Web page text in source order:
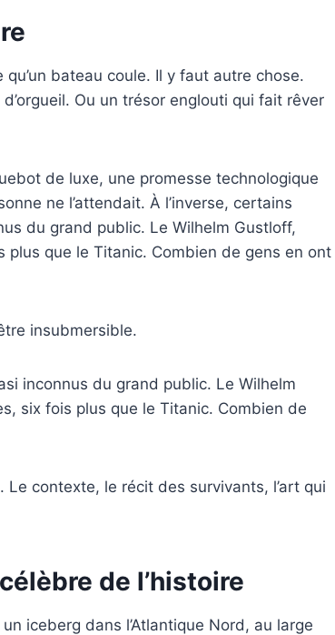
bateau coule. Il y faut autre chose.
Ou un trésor englouti qui fait rêver
de luxe, une promesse technologique
ne l’attendait. À l’inverse, certains
du grand public. Le Wilhelm Gustloff,
que le Titanic. Combien de gens en ont
insubmersible.
inconnus du grand public. Le Wilhelm
six fois plus que le Titanic. Combien de
contexte, le récit des survivants, l’art qui
de l’histoire
iceberg dans l’Atlantique Nord, au large